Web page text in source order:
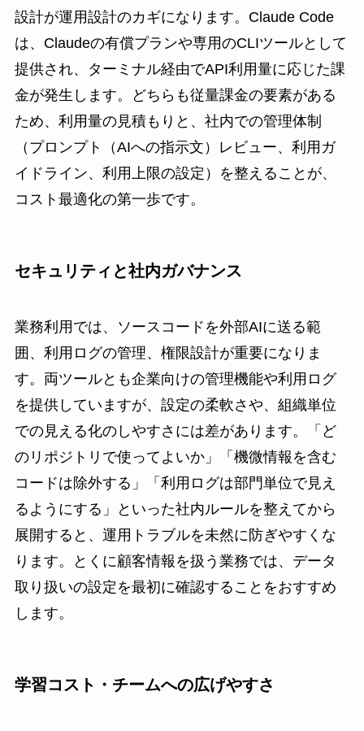
設計が運用設計のカギになります。Claude Code
は、Claudeの有償プランや専用のCLIツールとして
提供され、ターミナル経由でAPI利用量に応じた課
金が発生します。どちらも従量課金の要素がある
ため、利用量の見積もりと、社内での管理体制
（プロンプト（AIへの指示文）レビュー、利用ガ
イドライン、利用上限の設定）を整えることが、
コスト最適化の第一歩です。
セキュリティと社内ガバナンス
業務利用では、ソースコードを外部AIに送る範
囲、利用ログの管理、権限設計が重要になりま
す。両ツールとも企業向けの管理機能や利用ログ
を提供していますが、設定の柔軟さや、組織単位
での見える化のしやすさには差があります。「ど
のリポジトリで使ってよいか」「機微情報を含む
コードは除外する」「利用ログは部門単位で見え
るようにする」といった社内ルールを整えてから
展開すると、運用トラブルを未然に防ぎやすくな
ります。とくに顧客情報を扱う業務では、データ
取り扱いの設定を最初に確認することをおすすめ
します。
学習コスト・チームへの広げやすさ